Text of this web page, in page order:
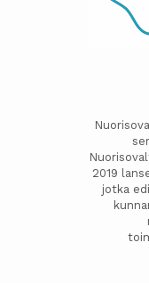
2019
jotka